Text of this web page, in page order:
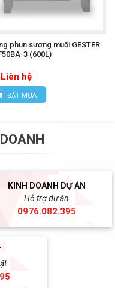
phun sương muối GESTER
3 (600L)
Liên hệ
ĐẶT MUA
KINH DOANH DỰ ÁN
Hỗ trợ dự án
0976.082.395